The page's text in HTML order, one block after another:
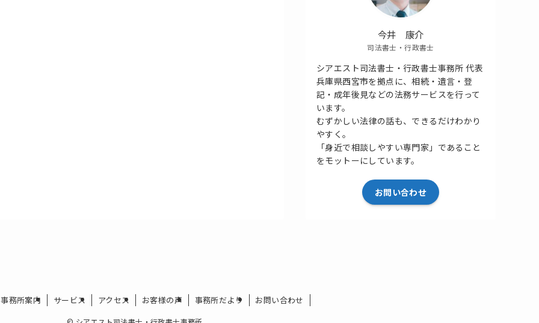
今井 康介
司法書士・行政書士
シアエスト司法書士・行政書士事務所 代表
兵庫県西宮市を拠点に、相続・遺言・登
記・成年後見などの法務サービスを行って
います。
むずかしい法律の話も、できるだけわかり
やすく。
「身近で相談しやすい専門家」であること
をモットーにしています。
お問い合わせ
事務所案内 サービス アクセス お客様の声 事務所だより お問い合わせ